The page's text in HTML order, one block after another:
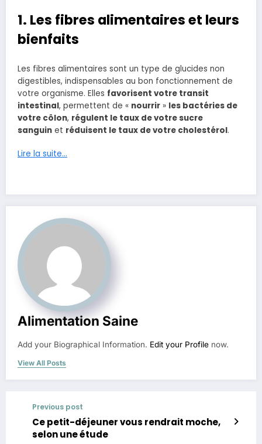
1. Les fibres alimentaires et leurs
bienfaits
Les fibres alimentaires sont un type de glucides non
digestibles, indispensables au bon fonctionnement de
votre organisme. Elles favorisent votre transit
intestinal, permettent de « nourrir » les bactéries de
votre côlon, régulent le taux de votre sucre
sanguin et réduisent le taux de votre cholestérol.
Lire la suite…
Alimentation Saine
Add your Biographical Information. Edit your Profile now.
View All Posts
Previous post
Ce petit-déjeuner vous rendrait moche,
selon une étude